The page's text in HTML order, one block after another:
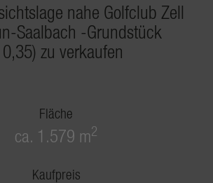
nahe Golfclub Zell
Saalbach -Grundstück
zu verkaufen
Fläche
ca. 1.579 m2
Kaufpreis